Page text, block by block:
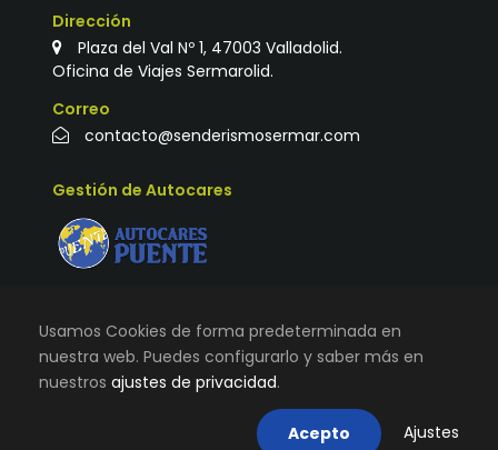
Dirección
Plaza del Val Nº 1, 47003 Valladolid.
Oficina de Viajes Sermarolid.
Correo
contacto@senderismosermar.com
Gestión de Autocares
AVISO LEGAL, TÉRMINOS Y CONDICIONES DE
Usamos Cookies de forma predeterminada en
nuestra web. Puedes configurarlo y saber más en
nuestros ajustes de privacidad.
Acepto Ajustes